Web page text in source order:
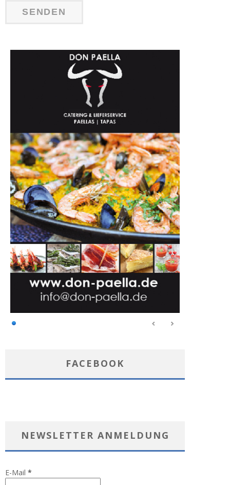
FACEBOOK
NEWSLETTER ANMELDUNG
E-Mail *